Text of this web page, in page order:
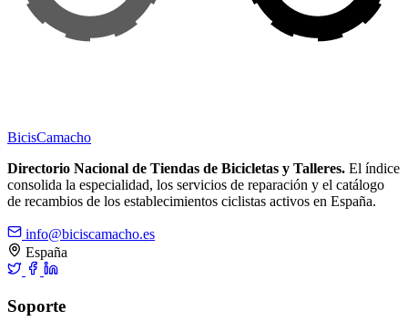
BicisCamacho
Directorio Nacional de Tiendas de Bicicletas y Talleres. El índice
consolida la especialidad, los servicios de reparación y el catálogo
de recambios de los establecimientos ciclistas activos en España.
info@biciscamacho.es
España
Soporte